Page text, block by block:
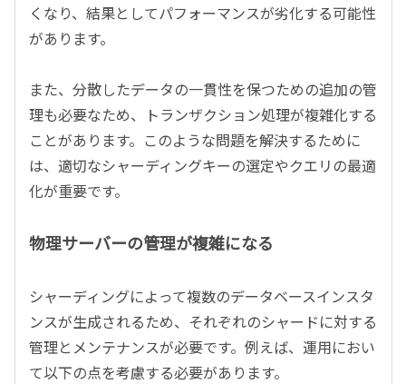
くなり、結果としてパフォーマンスが劣化する可能性
があります。
また、分散したデータの一貫性を保つための追加の管
理も必要なため、トランザクション処理が複雑化する
ことがあります。このような問題を解決するために
は、適切なシャーディングキーの選定やクエリの最適
化が重要です。
物理サーバーの管理が複雑になる
シャーディングによって複数のデータベースインスタ
ンスが生成されるため、それぞれのシャードに対する
管理とメンテナンスが必要です。例えば、運用におい
て以下の点を考慮する必要があります。